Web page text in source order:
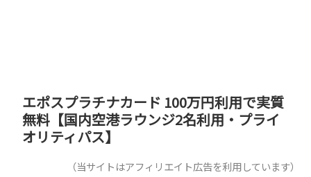
エポスプラチナカード 100万円利用で実質
無料【国内空港ラウンジ2名利用・プライ
オリティパス】
（当サイトはアフィリエイト広告を利用しています）